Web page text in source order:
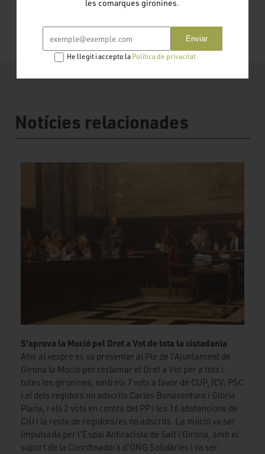
les comarques gironines.
Enviar
He llegit i accepto la Política de privacitat
Notícies relacionades
S'aprova la Moció pel Dret a Vot de tota la ciutadania
Ahir al vespre es va presentar al Ple de l'Ajuntament de
Girona la Moció per reclamar el Dret a Vot per a tots i
totes les gironines, amb els 7 vots a favor de CUP, ICV, PSC
i el dels regidors no adscrits Carles Bonaventura i Glòria
Plana, i els 2 vots en contra del PP i les 16 abstencions de
CiU i la resta de regidors/es no adscrits. La moció va ser
impulsada per l'Espai Antiracista de Salt i Girona, amb el
suport de la Coordinadora d'ONG Solidàries i va ser